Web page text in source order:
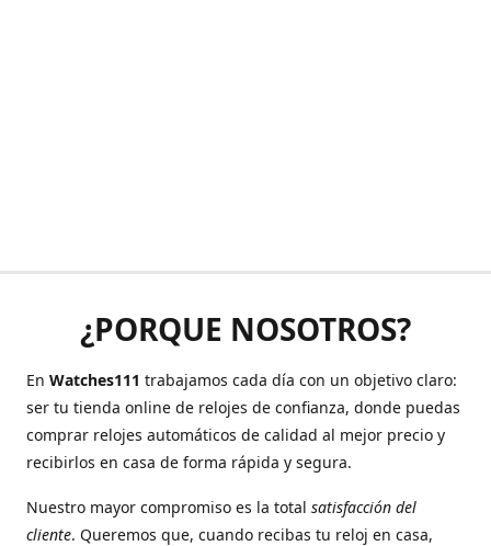
¿PORQUE NOSOTROS?
En Watches111 trabajamos cada día con un objetivo claro:
ser tu tienda online de relojes de confianza, donde puedas
comprar relojes automáticos de calidad al mejor precio y
recibirlos en casa de forma rápida y segura.
Nuestro mayor compromiso es la total satisfacción del
cliente. Queremos que, cuando recibas tu reloj en casa,